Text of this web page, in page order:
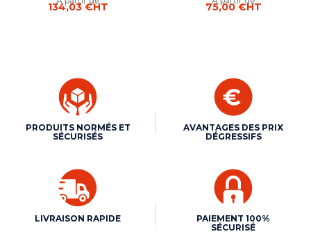
134,03 €HT 75,00 €HT
PRODUITS NORMÉS ET
SÉCURISÉS
AVANTAGES DES PRIX
DÉGRESSIFS
LIVRAISON RAPIDE
PAIEMENT 100%
SÉCURISÉ